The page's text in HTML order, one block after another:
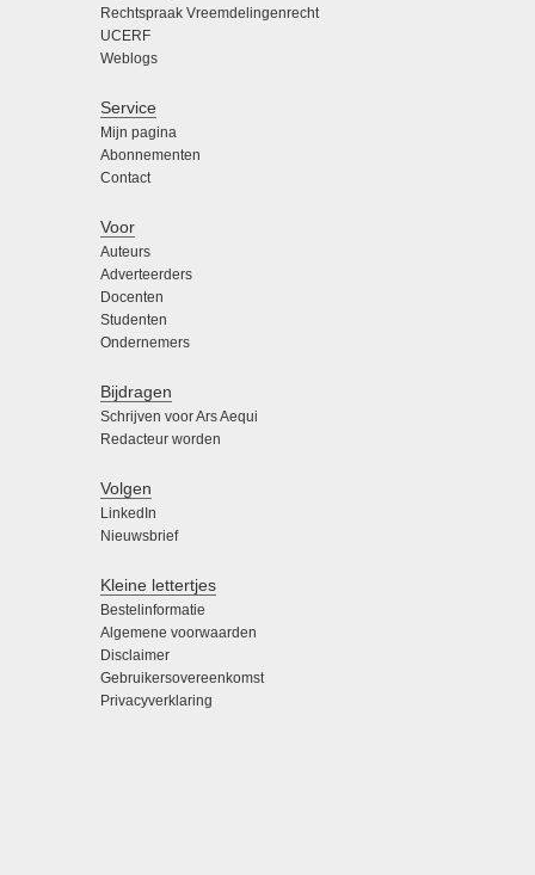
Rechtspraak Vreemdelingenrecht
UCERF
Weblogs
Service
Mijn pagina
Abonnementen
Contact
Voor
Auteurs
Adverteerders
Docenten
Studenten
Ondernemers
Bijdragen
Schrijven voor Ars Aequi
Redacteur worden
Volgen
LinkedIn
Nieuwsbrief
Kleine lettertjes
Bestelinformatie
Algemene voorwaarden
Disclaimer
Gebruikersovereenkomst
Privacyverklaring